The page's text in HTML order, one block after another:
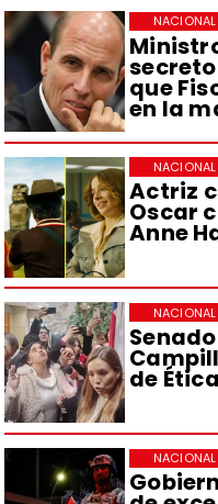
que
en la
NACIONAL
Actriz
Oscar
Anne
NACIONAL
de Ética
NACIONAL
NACIONAL